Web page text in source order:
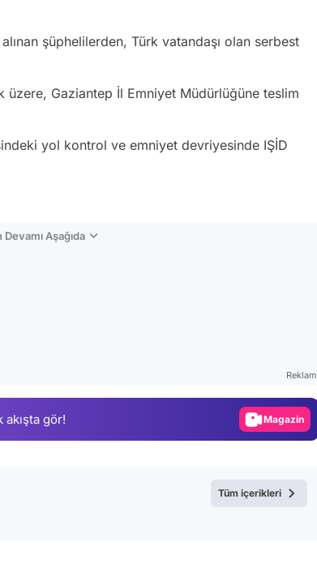
şüphelilerden, Türk vatandaşı olan serbest
üzere, Gaziantep İl Emniyet Müdürlüğüne teslim
yol kontrol ve emniyet devriyesinde IŞİD
Aşağıda
Reklam
gör! Magazin
Tüm içerikleri